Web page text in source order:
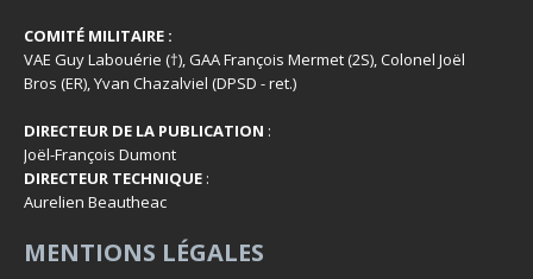
COMITÉ MILITAIRE :
VAE Guy Labouérie (†), GAA François Mermet (2S), Colonel Joël
Bros (ER), Yvan Chazalviel (DPSD - ret.)
DIRECTEUR DE LA PUBLICATION :
Joël-François Dumont
DIRECTEUR TECHNIQUE :
Aurelien Beautheac
MENTIONS LÉGALES